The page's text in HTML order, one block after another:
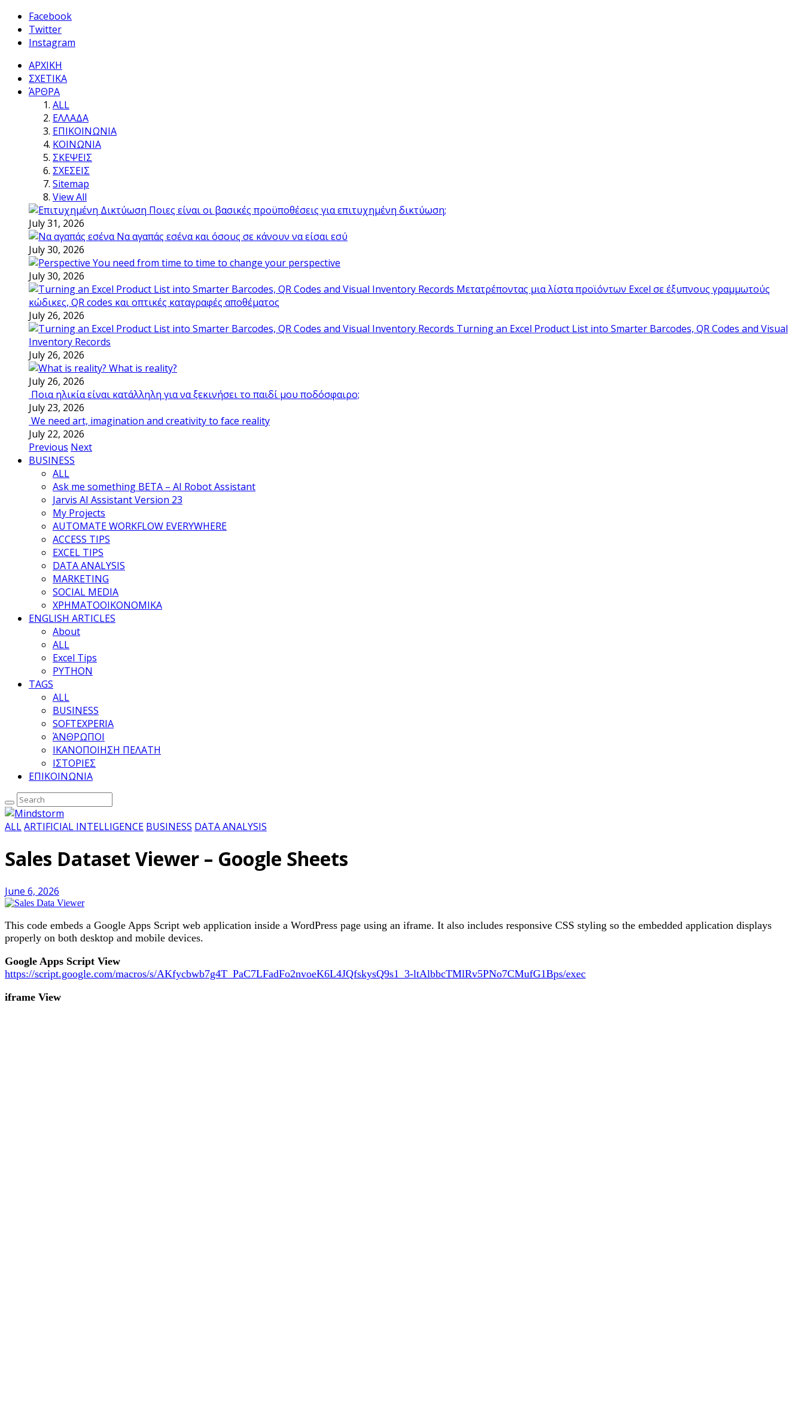
Facebook
Twitter
Instagram
ΑΡΧΙΚΗ
ΣΧΕΤΙΚΑ
ΆΡΘΡΑ
ALL
ΕΛΛΑΔΑ
ΕΠΙΚΟΙΝΩΝΙΑ
ΚΟΙΝΩΝΙΑ
ΣΚΕΨΕΙΣ
ΣΧΕΣΕΙΣ
Sitemap
View All
Ποιες είναι οι βασικές προϋποθέσεις για επιτυχημένη δικτύωση;
July 31, 2026
Να αγαπάς εσένα και όσους σε κάνουν να είσαι εσύ
July 30, 2026
You need from time to time to change your perspective
July 30, 2026
Μετατρέποντας μια λίστα προϊόντων Excel σε έξυπνους γραμμωτούς
κώδικες, QR codes και οπτικές καταγραφές αποθέματος
July 26, 2026
Turning an Excel Product List into Smarter Barcodes, QR Codes and Visual
Inventory Records
July 26, 2026
What is reality?
July 26, 2026
Ποια ηλικία είναι κατάλληλη για να ξεκινήσει το παιδί μου ποδόσφαιρο;
July 23, 2026
We need art, imagination and creativity to face reality
July 22, 2026
Previous Next
BUSINESS
ALL
Ask me something BETA – AI Robot Assistant
Jarvis AI Assistant Version 23
My Projects
AUTOMATE WORKFLOW EVERYWHERE
ACCESS TIPS
EXCEL TIPS
DATA ANALYSIS
MARKETING
SOCIAL MEDIA
ΧΡΗΜΑΤΟΟΙΚΟΝΟΜΙΚΑ
ENGLISH ARTICLES
About
ALL
Excel Tips
PYTHON
TAGS
ALL
BUSINESS
SOFTEXPERIA
ΆΝΘΡΩΠΟΙ
ΙΚΑΝΟΠΟΙΗΣΗ ΠΕΛΑΤΗ
ΙΣΤΟΡΙΕΣ
ΕΠΙΚΟΙΝΩΝΙΑ
ALLARTIFICIAL INTELLIGENCE BUSINESS DATA ANALYSIS
Sales Dataset Viewer – Google Sheets
June 6, 2026
This code embeds a Google Apps Script web application inside a WordPress page using an iframe. It also includes responsive CSS styling so the embedded application displays
properly on both desktop and mobile devices.
Google Apps Script View
https://script.google.com/macros/s/AKfycbwb7g4T_PaC7LFadFo2nvoeK6L4JQfskysQ9s1_3-ltAlbbcTMlRv5PNo7CMufG1Bps/exec
iframe View